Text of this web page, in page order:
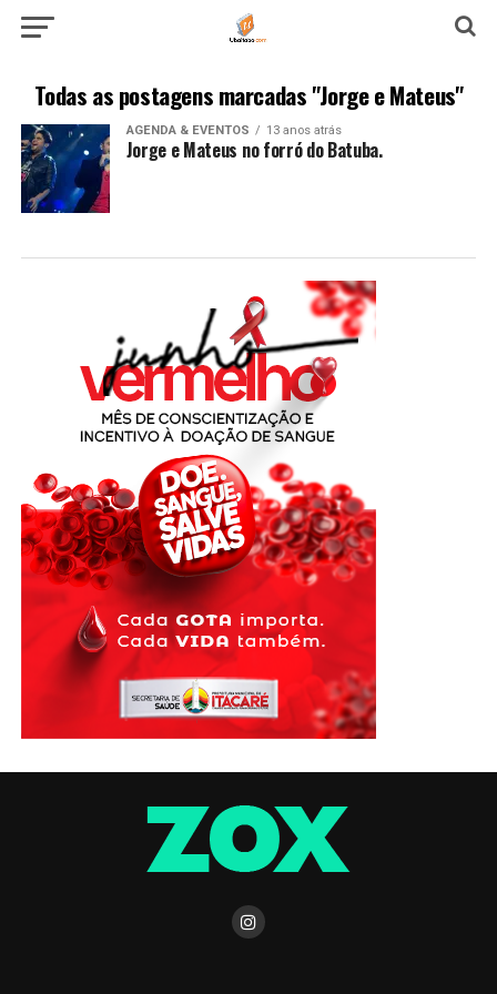
Todas as postagens marcadas "Jorge e Mateus"
AGENDA & EVENTOS 13 anos atrás
Jorge e Mateus no forró do Batuba.